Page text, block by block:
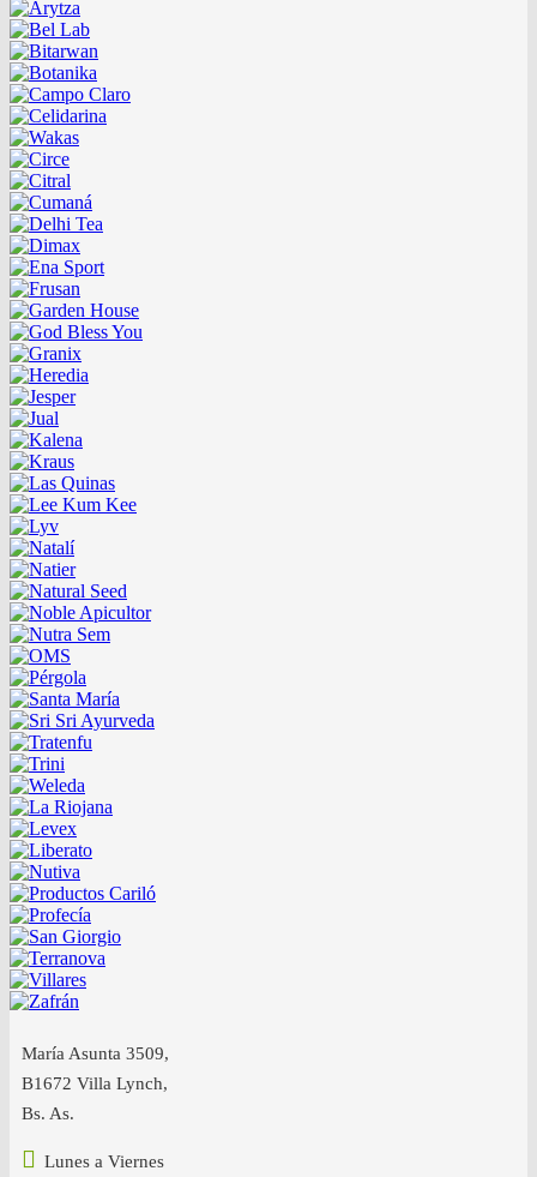
María Asunta 3509,
B1672 Villa Lynch,
Bs. As.
Lunes a Viernes